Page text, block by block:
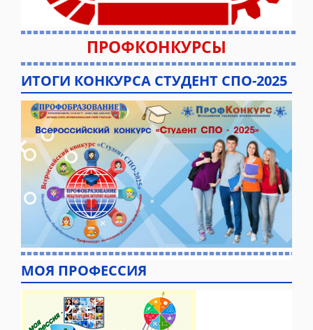
ПРОФКОНКУРСЫ
ИТОГИ КОНКУРСА СТУДЕНТ СПО-2025
МОЯ ПРОФЕССИЯ